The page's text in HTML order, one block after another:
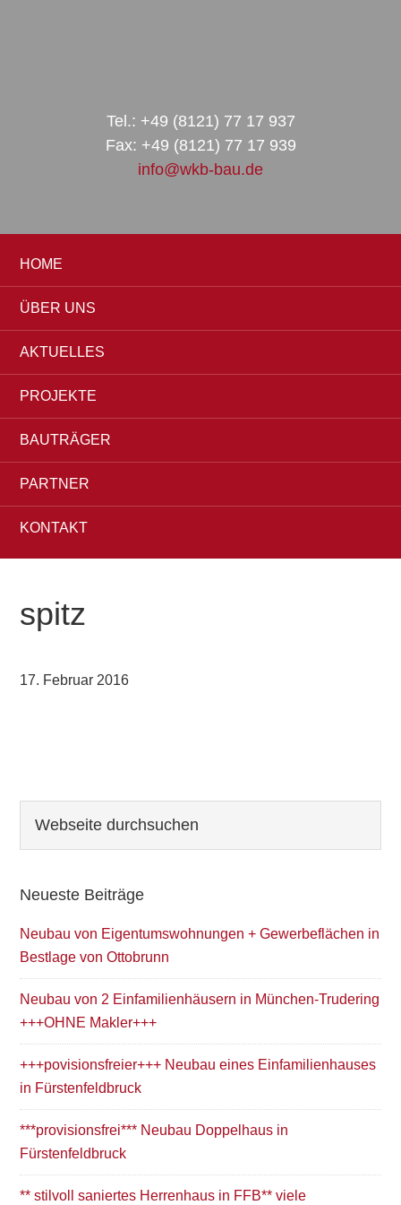
Tel.: +49 (8121) 77 17 937
Fax: +49 (8121) 77 17 939
info@wkb-bau.de
HOME
ÜBER UNS
AKTUELLES
PROJEKTE
BAUTRÄGER
PARTNER
KONTAKT
spitz
17. Februar 2016
Seitenspalte
durchsuchen
Neueste Beiträge
Neubau von Eigentumswohnungen + Gewerbeflächen in
Bestlage von Ottobrunn
Neubau von 2 Einfamilienhäusern in München-Trudering
+++OHNE Makler+++
+++povisionsfreier+++ Neubau eines Einfamilienhauses
in Fürstenfeldbruck
***provisionsfrei*** Neubau Doppelhaus in
Fürstenfeldbruck
** stilvoll saniertes Herrenhaus in FFB** viele